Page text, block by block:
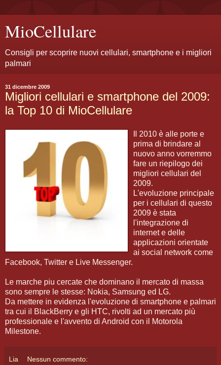
MioCellulare
Consigli per scoprire nuovi cellulari, smartphone e i migliori
palmari
31 dicembre 2009
Migliori cellulari e smartphone del 2009:
la Top 10 di MioCellulare
Il 2010 è alle porte e
prima di brindare al
nuovo anno vorremmo
fare un riepilogo dei
migliori cellulari del
2009.
L'evoluzione principale
per i cellulari di questo
2009 è stata
l'integrazione di
internet e delle
applicazioni orientate
ai social network come
Facebook, Twitter e Live Messenger.
Le marche piu cercate che dominano il mercato di massa
sono sempre le stesse: Nokia, Samsung ed LG.
Da mettere in evidenza l'evoluzione di smartphone e palmari
tra cui il BlackBerry e gli HTC, rivolti ad un mercato più
professionale e l'avvento di Android con il Motorola
Milestone.
Lia Nessun commento: